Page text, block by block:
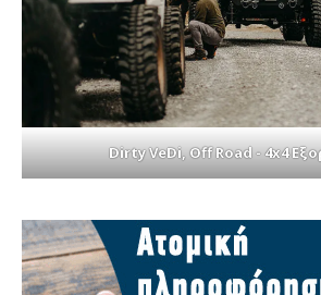
Dirty VeDi, Off Road - 4x4